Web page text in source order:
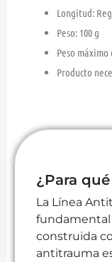
Longitud:
Peso: 100 g
Peso
Producto
¿Para
La Línea
fundamental
construida
antitrauma